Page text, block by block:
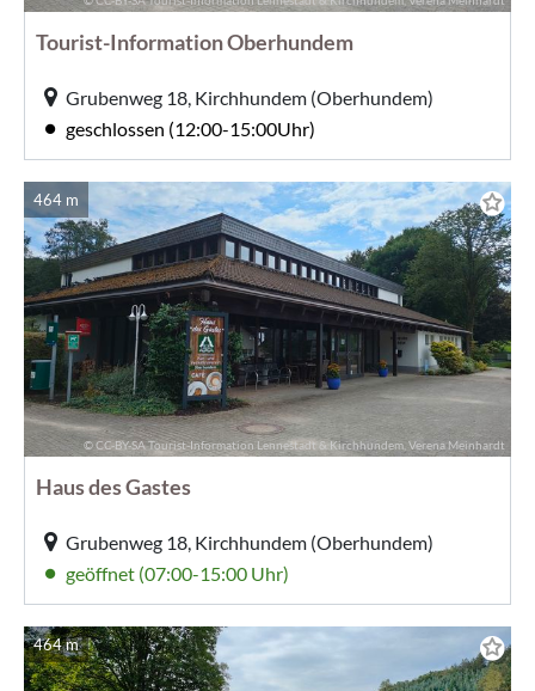
Tourist-Information Oberhundem
Grubenweg 18, Kirchhundem (Oberhundem)
geschlossen (12:00-15:00Uhr)
© CC-BY-SA Tourist-Information Lennestadt & Kirchhundem, Verena Meinhardt
464 m
Haus des Gastes
Grubenweg 18, Kirchhundem (Oberhundem)
geöffnet (07:00-15:00 Uhr)
464 m